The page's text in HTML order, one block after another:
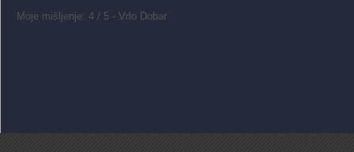
Moje mišljenje: 4 / 5 - Vrlo Dobar